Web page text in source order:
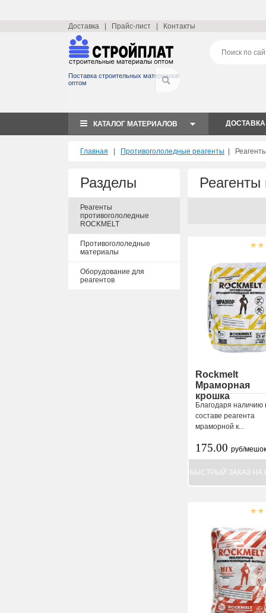
Доставка Прайс-лист Контакты
Поставка строительных материалов
оптом
КАТАЛОГ МАТЕРИАЛОВ ДОСТАВКА
Главная Противогололедные реагенты
Разделы
Реагенты
противогололедные
ROCKMELT
Противогололедные
материалы
Оборудование для
реагентов
Реагенты
Rockmelt
Мраморная
крошка
Благодаря наличию
составе реагента
мраморной к...
175.00 руб/мешок
БЫСТРЫЙ ЗАКАЗ НА